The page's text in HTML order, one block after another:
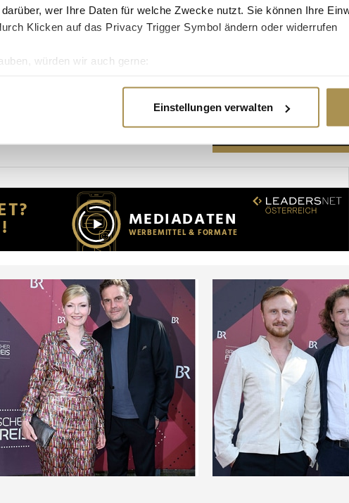
wer Ihre Daten für welche Zwecke nutzt. Sie können Ihre
Klicken auf das Privacy Trigger Symbol ändern oder widerrufen
würden wir auch gerne:
darüber, wie Ihre persönlichen Daten verarbeitet werden, und legen
um Inhalte und Anzeigen zu personalisieren, Funktionen für
Partner für soziale Medien, Werbung und Analysen weiter. Unsere
weiteren Daten zusammen, die Sie ihnen bereitgestellt haben oder
haben.
Einstellungen verwalten